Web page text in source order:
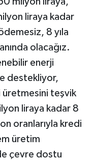
liraya kadar
8 yıla
olacağız.
enerji
destekliyor,
teşvik
liraya kadar 8
oranlarıyla kredi
üretim
çevre dostu